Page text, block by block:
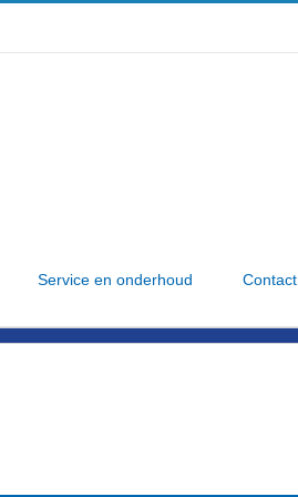
Service en onderhoud Contact